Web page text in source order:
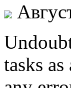
tasks